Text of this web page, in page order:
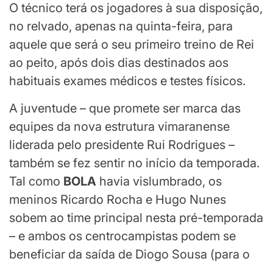
O técnico terá os jogadores à sua disposição,
no relvado, apenas na quinta-feira, para
aquele que será o seu primeiro treino de Rei
ao peito, após dois dias destinados aos
habituais exames médicos e testes físicos.
A juventude – que promete ser marca das
equipes da nova estrutura vimaranense
liderada pelo presidente Rui Rodrigues –
também se fez sentir no início da temporada.
Tal como BOLA havia vislumbrado, os
meninos Ricardo Rocha e Hugo Nunes
sobem ao time principal nesta pré-temporada
– e ambos os centrocampistas podem se
beneficiar da saída de Diogo Sousa (para o